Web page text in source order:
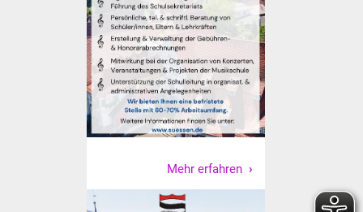
Sommerwochen für
Seniorenwohn- und
Pflegeheim
Mehr erfahren